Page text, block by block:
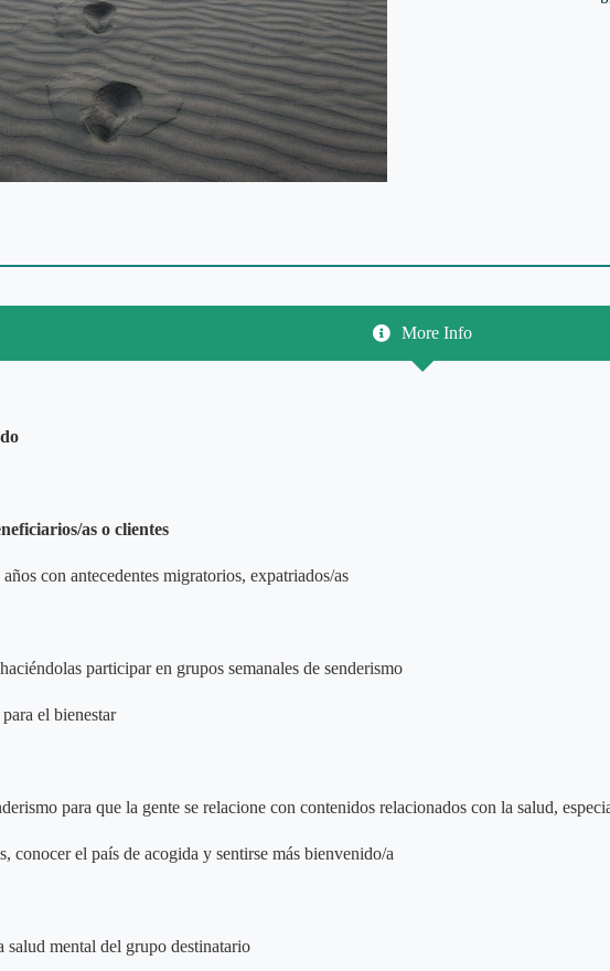
More Info
as o clientes
con antecedentes migratorios, expatriados/as
participar en grupos semanales de senderismo
el bienestar
para que la gente se relacione con contenidos relacionados con la salud,
conocer el país de acogida y sentirse más bienvenido/a
salud mental del grupo destinatario